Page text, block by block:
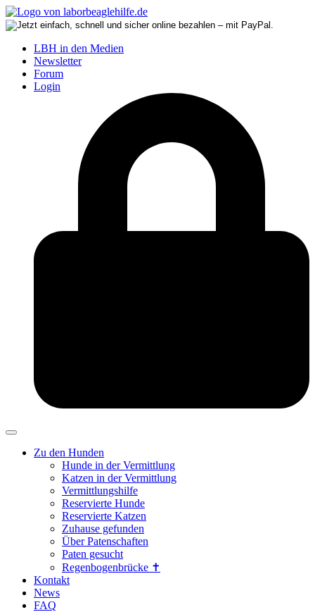
LBH in den Medien
Newsletter
Forum
Login
Zu den Hunden
Hunde in der Vermittlung
Katzen in der Vermittlung
Vermittlungshilfe
Reservierte Hunde
Reservierte Katzen
Zuhause gefunden
Über Patenschaften
Paten gesucht
Regenbogenbrücke ✝
Kontakt
News
FAQ